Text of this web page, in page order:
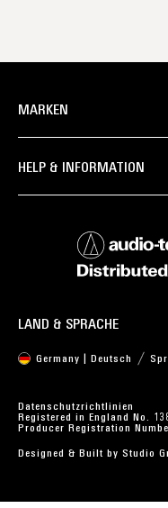
MARKEN
HELP & INFORMATION
LAND & SPRACHE
Germany | Deutsch
Datenschutzrichtlinien
Registered in England No.
Producer Registration
Designed & Built by Studio